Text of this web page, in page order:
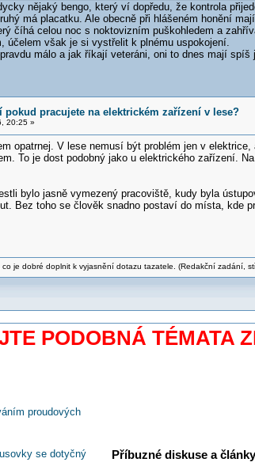
nějaký bengo, který ví dopředu, že kontrola
má placatku. Ale obecně při hlášeném honění
číhá celou noc s noktovizním puškohledem a
účelem však je si vystřelit k plnému uspokojení.
málo a jak říkají veteráni, oni to dnes mají spíš
pokud pracujete na elektrickém zařízení v lese?
20:25 »
opatrnej. V lese nemusí být problém jen v
To je dost podobný jako u elektrického zařízení.
bylo jasně vymezený pracoviště, kudy byla
Bez toho se člověk snadno postaví do místa, kde
je dobré doplnit k vyjasnění dotazu tazatele. (Redakční zadání,
PODOBNÁ TÉMATA
proudových
se dotyčný
Příbuzné diskuse a